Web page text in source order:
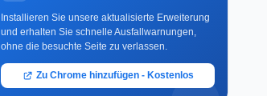
Installieren Sie unsere aktualisierte Erweiterung
und erhalten Sie schnelle Ausfallwarnungen,
ohne die besuchte Seite zu verlassen.
Zu Chrome hinzufügen - Kostenlos